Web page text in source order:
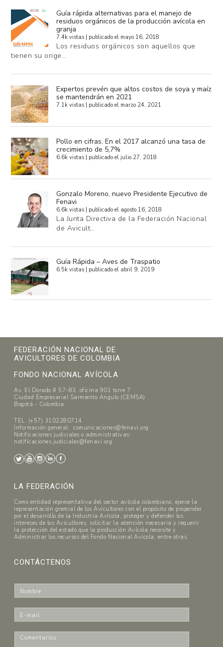
Guía rápida alternativas para el manejo de
residuos orgánicos de la producción avícola en
granja
7.4k vistas publicado el mayo 16, 2018
Los residuos orgánicos son aquellos que
tienen su orige…
Expertos prevén que altos costos de soya y maíz
se mantendrán en 2021
7.1k vistas publicado el marzo 24, 2021
Pollo en cifras. En el 2017 alcanzó una tasa de
crecimiento de 5,7%
6.6k vistas publicado el julio 27, 2018
Gonzalo Moreno, nuevo Presidente Ejecutivo de
Fenavi
6.6k vistas publicado el agosto 16, 2018
La Junta Directiva de la Federación Nacional
de Avicult…
Guía Rápida – Aves de Traspatio
6.5k vistas publicado el abril 9, 2019
FEDERACIÓN NACIONAL DE
AVICULTORES DE COLOMBIA
FONDO NACIONAL AVÍCOLA
Av. El Dorado # 57-83, oficina 901 torre 7
Ciudad Empresarial Sarmiento Angulo (CEMSA)
Bogotá - Colombia
TEL. (+57) 3102280714
Información general: comunicaciones@fenavi.org
Notificaciones judiciales o administrativas:
notificaciones.judiciales@fenavi.org
LA FEDERACIÓN
Como entidad representativa del sector avícola colombiano, ejerce la
representación gremial de los Avicultores con el propósito de propender
por el desarrollo de la Industria Avícola, proteger y defender los
intereses de los Avicultores, solicitar la atención necesaria y requerir
la protección del estado que la producción Avícola necesite y
Administrar los recursos del Fondo Nacional Avícola, entre otras.
CONTÁCTENOS
o
m
-
m